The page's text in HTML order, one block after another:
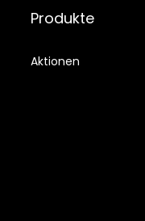
Produkte
Aktionen